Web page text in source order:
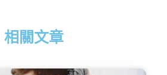
相關文章